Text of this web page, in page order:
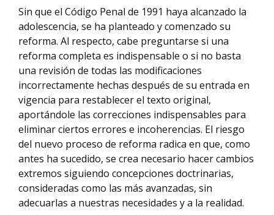
Sin que el Código Penal de 1991 haya alcanzado la
adolescencia, se ha planteado y comenzado su
reforma. Al respecto, cabe preguntarse si una
reforma completa es indispensable o si no basta
una revisión de todas las modificaciones
incorrectamente hechas después de su entrada en
vigencia para restablecer el texto original,
aportándole las correcciones indispensables para
eliminar ciertos errores e incoherencias. El riesgo
del nuevo proceso de reforma radica en que, como
antes ha sucedido, se crea necesario hacer cambios
extremos siguiendo concepciones doctrinarias,
consideradas como las más avanzadas, sin
adecuarlas a nuestras necesidades y a la realidad.